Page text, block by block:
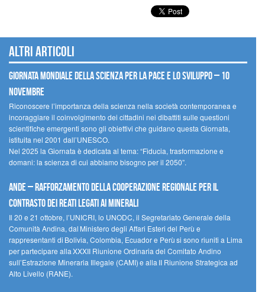
Altri articoli
Giornata mondiale della scienza per la pace e lo sviluppo – 10
novembre
Riconoscere l’importanza della scienza nella società contemporanea e
incoraggiare il coinvolgimento dei cittadini nei dibattiti sulle questioni
scientifiche emergenti sono gli obiettivi che guidano questa Giornata,
istituita nel 2001 dall’UNESCO.
Nel 2025 la Giornata è dedicata al tema: “Fiducia, trasformazione e
domani: la scienza di cui abbiamo bisogno per il 2050”.
Ande – Rafforzamento della cooperazione regionale per il
contrasto dei reati legati ai minerali
Il 20 e 21 ottobre, l’UNICRI, lo UNODC, il Segretariato Generale della
Comunità Andina, dal Ministero degli Affari Esteri del Perù e
rappresentanti di Bolivia, Colombia, Ecuador e Perù si sono riuniti a Lima
per partecipare alla XXXII Riunione Ordinaria del Comitato Andino
sull’Estrazione Mineraria Illegale (CAMI) e alla II Riunione Strategica ad
Alto Livello (RANE).